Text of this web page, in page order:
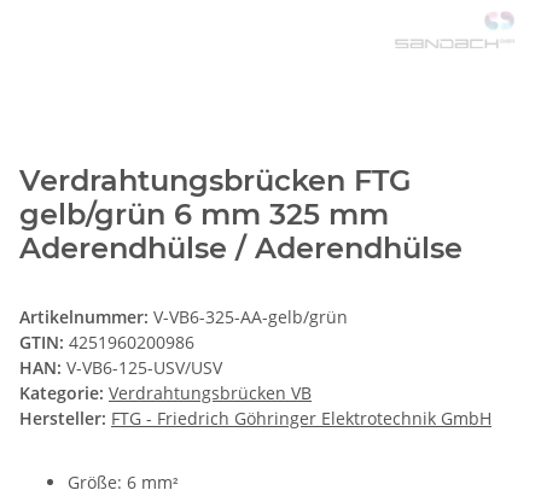
Verdrahtungsbrücken FTG
gelb/grün 6 mm 325 mm
Aderendhülse / Aderendhülse
Artikelnummer: V-VB6-325-AA-gelb/grün
GTIN: 4251960200986
HAN: V-VB6-125-USV/USV
Kategorie: Verdrahtungsbrücken VB
Hersteller: FTG - Friedrich Göhringer Elektrotechnik GmbH
Größe: 6 mm²